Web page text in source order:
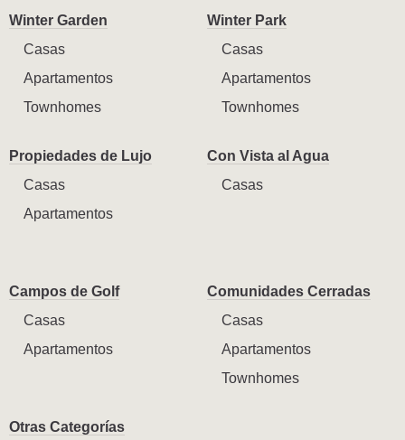
Winter Garden
Casas
Apartamentos
Townhomes
Winter Park
Casas
Apartamentos
Townhomes
Propiedades de Lujo
Casas
Apartamentos
Con Vista al Agua
Casas
Campos de Golf
Casas
Apartamentos
Comunidades Cerradas
Casas
Apartamentos
Townhomes
Otras Categorías